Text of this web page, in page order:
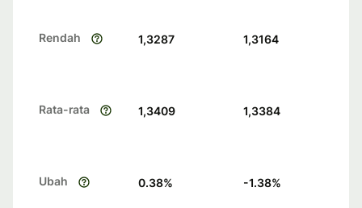
Rendah 1,3287 1,3164
Rata-rata 1,3409 1,3384
Ubah 0.38% -1.38%